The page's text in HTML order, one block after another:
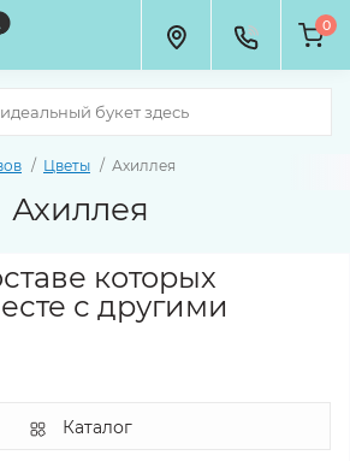
0
Цветы Ахиллея
Ахиллея
которых
с другими
Каталог